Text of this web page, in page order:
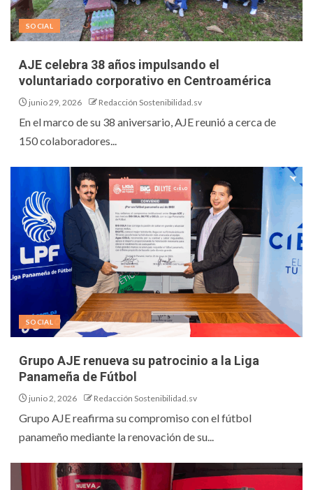
SOCIAL
AJE celebra 38 años impulsando el
voluntariado corporativo en Centroamérica
junio 29, 2026 Redacción Sostenibilidad.sv
En el marco de su 38 aniversario, AJE reunió a cerca de
150 colaboradores...
SOCIAL
Grupo AJE renueva su patrocinio a la Liga
Panameña de Fútbol
junio 2, 2026 Redacción Sostenibilidad.sv
Grupo AJE reafirma su compromiso con el fútbol
panameño mediante la renovación de su...